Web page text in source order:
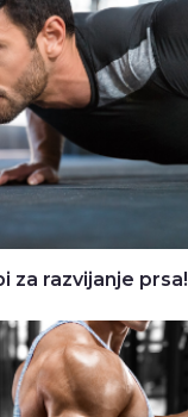
za razvijanje prsa!